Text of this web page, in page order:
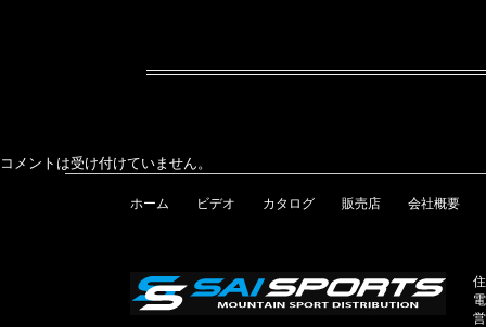
コメントは受け付けていません。
ホーム ビデオ カタログ 販売店 会社概要